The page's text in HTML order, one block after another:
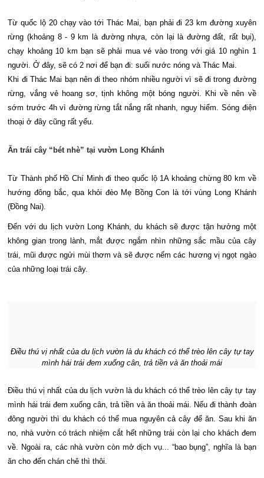
Từ quốc lộ 20 chạy vào tới Thác Mai, bạn phải đi 23 km đường xuyên
rừng (khoảng 8 - 9 km là đường nhựa, còn lại là đường đất, rất bụi),
chạy khoảng 10 km bạn sẽ phải mua vé vào trong với giá 10 nghìn 1
người. Ở đây, sẽ có 2 nơi để bạn đi: suối nước nóng và Thác Mai.
Khi đi Thác Mai bạn nên đi theo nhóm nhiều người vì sẽ đi trong đường
rừng, vắng vẻ hoang sơ, tịnh không một bóng người. Khi về nên về
sớm trước 4h vì đường rừng tắt nắng rất nhanh, nguy hiểm. Sóng điện
thoại ở đây cũng rất yếu.
Ăn trái cây “bét nhè” tại vườn Long Khánh
Từ Thành phố Hồ Chí Minh đi theo quốc lộ 1A khoảng chừng 80 km về
hướng đông bắc, qua khỏi đèo Mẹ Bồng Con là tới vùng Long Khánh
(Đồng Nai).
Đến với du lịch vườn Long Khánh, du khách sẽ được tận hưởng một
không gian trong lành, mắt được ngắm nhìn những sắc mầu của cây
trái, mũi được ngửi mùi thơm và sẽ được nếm các hương vị ngọt ngào
của những loại trái cây.
Điều thú vị nhất của du lịch vườn là du khách có thể trèo lên cây tự tay
mình hái trái đem xuống cân, trả tiền và ăn thoải mái
Điều thú vị nhất của du lịch vườn là du khách có thể trèo lên cây tự tay
mình hái trái đem xuống cân, trả tiền và ăn thoải mái. Nếu đi thành đoàn
đông người thì du khách có thể mua nguyên cả cây để ăn. Sau khi ăn
no, nhà vườn có trách nhiệm cắt hết những trái còn lại cho khách đem
về. Ngoài ra, các nhà vườn còn mở dịch vụ... “bao bụng”, nghĩa là bạn
ăn cho đến chán chê thì thôi.